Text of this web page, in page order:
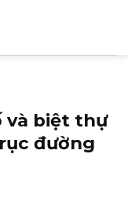
và biệt thự
đường